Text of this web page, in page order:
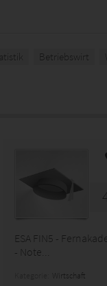
Betriebswirt
ESA FIN5 -
- Note...
Wirtschaft